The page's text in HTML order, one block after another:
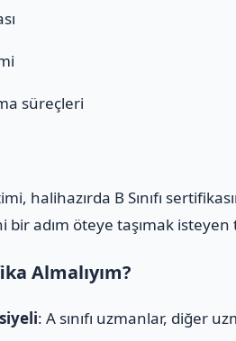
süreçleri
halihazırda B Sınıfı
bir adım öteye taşımak
Almalıyım?
: A sınıfı uzmanlar, diğer